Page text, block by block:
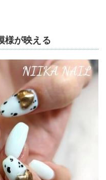
様が映える